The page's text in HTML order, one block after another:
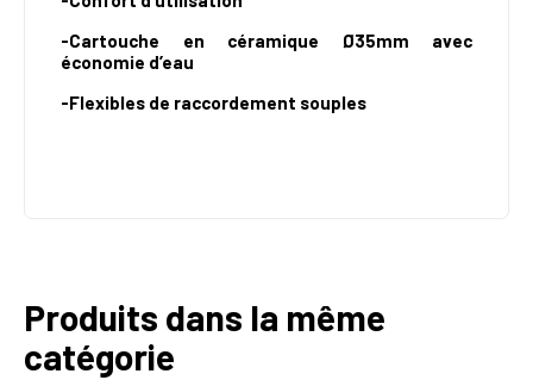
-Cartouche en céramique Ø35mm avec
économie d’eau
-Flexibles de raccordement souples
Produits dans la même
catégorie